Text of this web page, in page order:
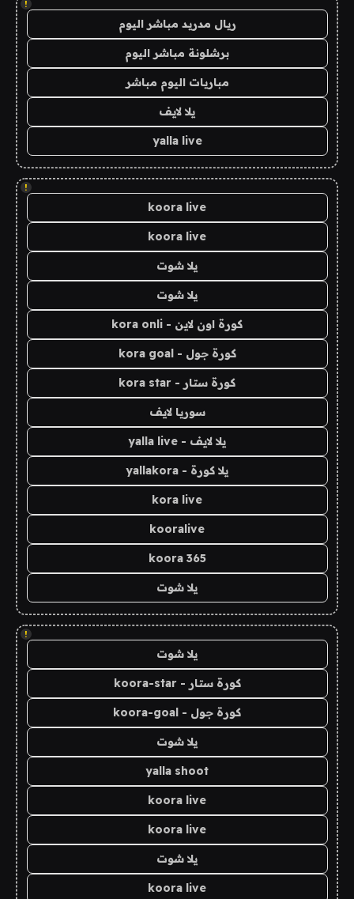
!
ريال مدريد مباشر اليوم
برشلونة مباشر اليوم
مباريات اليوم مباشر
يلا لايف
yalla live
!
koora live
koora live
يلا شوت
يلا شوت
كورة اون لاين - kora onli
كورة جول - kora goal
كورة ستار - kora star
سوريا لايف
يلا لايف - yalla live
يلا كورة - yallakora
kora live
kooralive
koora 365
يلا شوت
!
يلا شوت
كورة ستار - koora-star
كورة جول - koora-goal
يلا شوت
yalla shoot
koora live
koora live
يلا شوت
koora live